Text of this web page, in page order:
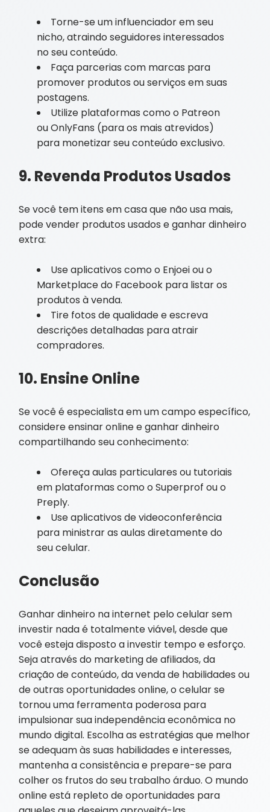
Torne-se um influenciador em seu
nicho, atraindo seguidores interessados
no seu conteúdo.
Faça parcerias com marcas para
promover produtos ou serviços em suas
postagens.
Utilize plataformas como o Patreon
ou OnlyFans (para os mais atrevidos)
para monetizar seu conteúdo exclusivo.
9. Revenda Produtos Usados
Se você tem itens em casa que não usa mais,
pode vender produtos usados e ganhar dinheiro
extra:
Use aplicativos como o Enjoei ou o
Marketplace do Facebook para listar os
produtos à venda.
Tire fotos de qualidade e escreva
descrições detalhadas para atrair
compradores.
10. Ensine Online
Se você é especialista em um campo específico,
considere ensinar online e ganhar dinheiro
compartilhando seu conhecimento:
Ofereça aulas particulares ou tutoriais
em plataformas como o Superprof ou o
Preply.
Use aplicativos de videoconferência
para ministrar as aulas diretamente do
seu celular.
Conclusão
Ganhar dinheiro na internet pelo celular sem
investir nada é totalmente viável, desde que
você esteja disposto a investir tempo e esforço.
Seja através do marketing de afiliados, da
criação de conteúdo, da venda de habilidades ou
de outras oportunidades online, o celular se
tornou uma ferramenta poderosa para
impulsionar sua independência econômica no
mundo digital. Escolha as estratégias que melhor
se adequam às suas habilidades e interesses,
mantenha a consistência e prepare-se para
colher os frutos do seu trabalho árduo. O mundo
online está repleto de oportunidades para